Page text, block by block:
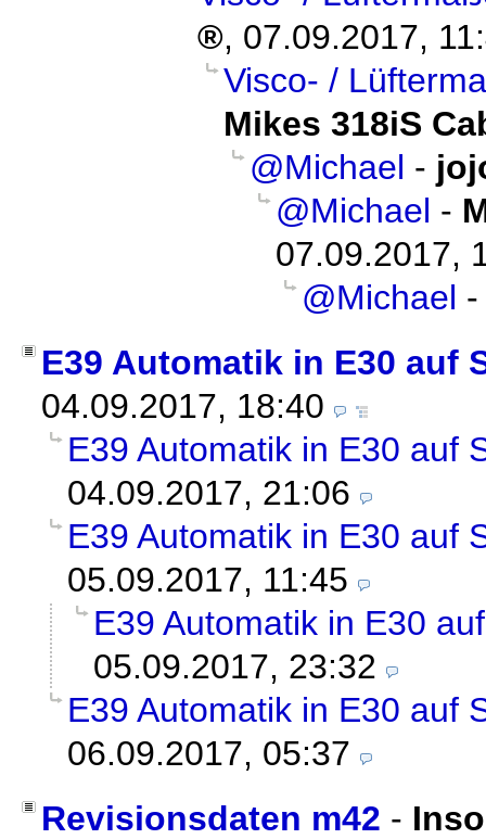
, 07.09.2017,
Visco- /
Mikes 318iS
@Michael -
@Michael -
07.09.2017,
@Michael
E39 Automatik in E30 auf
04.09.2017, 18:40
E39 Automatik in E30 auf
04.09.2017, 21:06
E39 Automatik in E30 auf
05.09.2017, 11:45
E39 Automatik in E30
05.09.2017, 23:32
E39 Automatik in E30 auf
06.09.2017, 05:37
Revisionsdaten m42 -